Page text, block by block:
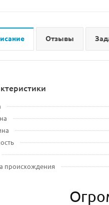
Отзывы
происхождения